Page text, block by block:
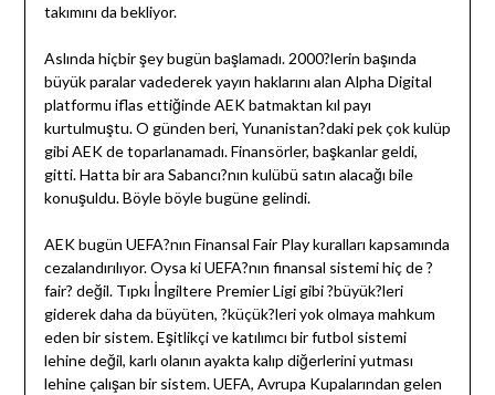
takımını da bekliyor.
Aslında hiçbir şey bugün başlamadı. 2000?lerin başında
büyük paralar vadederek yayın haklarını alan Alpha Digital
platformu iflas ettiğinde AEK batmaktan kıl payı
kurtulmuştu. O günden beri, Yunanistan?daki pek çok kulüp
gibi AEK de toparlanamadı. Finansörler, başkanlar geldi,
gitti. Hatta bir ara Sabancı?nın kulübü satın alacağı bile
konuşuldu. Böyle böyle bugüne gelindi.
AEK bugün UEFA?nın Finansal Fair Play kuralları kapsamında
cezalandırılıyor. Oysa ki UEFA?nın finansal sistemi hiç de ?
fair? değil. Tıpkı İngiltere Premier Ligi gibi ?büyük?leri
giderek daha da büyüten, ?küçük?leri yok olmaya mahkum
eden bir sistem. Eşitlikçi ve katılımcı bir futbol sistemi
lehine değil, karlı olanın ayakta kalıp diğerlerini yutması
lehine çalışan bir sistem. UEFA, Avrupa Kupalarından gelen